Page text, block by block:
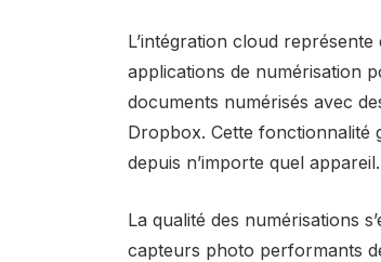
L’intégration cloud
applications de numérisation
documents numérisés avec
Dropbox. Cette fonctionnalité
depuis n’importe quel appareil.
La qualité des numérisations
capteurs photo performants